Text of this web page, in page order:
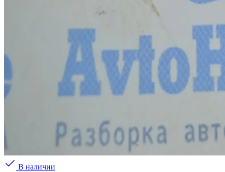
В наличии